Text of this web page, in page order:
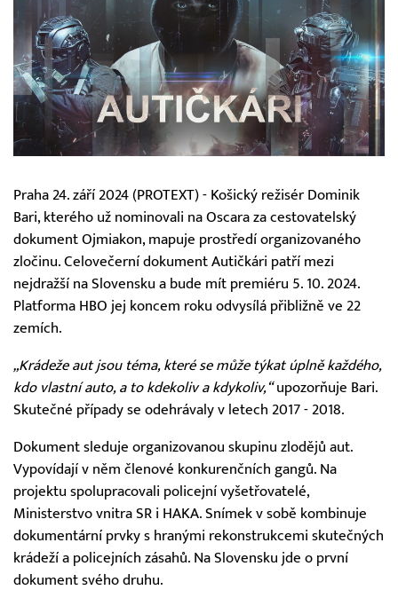
Praha 24. září 2024 (PROTEXT) - Košický režisér Dominik
Bari, kterého už nominovali na Oscara za cestovatelský
dokument Ojmiakon, mapuje prostředí organizovaného
zločinu. Celovečerní dokument Autičkári patří mezi
nejdražší na Slovensku a bude mít premiéru 5. 10. 2024.
Platforma HBO jej koncem roku odvysílá přibližně ve 22
zemích.
„Krádeže aut jsou téma, které se může týkat úplně každého,
kdo vlastní auto, a to kdekoliv a kdykoliv,“upozorňuje Bari.
Skutečné případy se odehrávaly v letech 2017 - 2018.
Dokument sleduje organizovanou skupinu zlodějů aut.
Vypovídají v něm členové konkurenčních gangů. Na
projektu spolupracovali policejní vyšetřovatelé,
Ministerstvo vnitra SR i HAKA. Snímek v sobě kombinuje
dokumentární prvky s hranými rekonstrukcemi skutečných
krádeží a policejních zásahů. Na Slovensku jde o první
dokument svého druhu.